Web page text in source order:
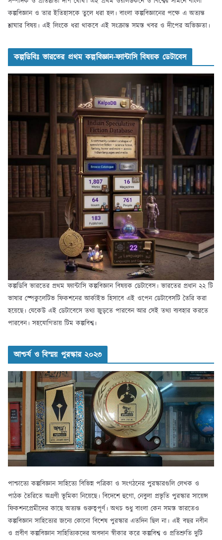
কল্পবিজ্ঞান ও তার ইতিহাসকে তুলে ধরা হল। বাংলা কল্পবিজ্ঞানের পক্ষে এ অত্যন্ত
শ্লাঘার বিষয়। এই লিংকে ধরা থাকবে এই সংক্রান্ত সমস্ত খবর ও দীপের অভিজ্ঞতা।
কল্পডিবিঃ ভারতের প্রথম কল্পবিজ্ঞান-ফ্যান্টাসি বিষয়ক ডেটাবেস
কল্পডিবি ভারতের প্রথম ফ্যান্টাসি কল্পবিজ্ঞান বিষয়ক ডেটাবেস। ভারতের প্রধান ২২ টি
ভাষার স্পেকুলেটিভ ফিকশনের আর্কাইভ হিসাবে এই ওপেন ডেটাবেসটি তৈরি করা
হয়েছে। যেকেউ এই ডেটাবেসে তথ্য জুড়তে পারবেন আর সেই তথ্য ব্যবহার করতে
পারবেন। সহযোগিতায় টিম কল্পবিশ্ব।
আশ্চর্য ও বিস্ময় পুরস্কার ২০২৩
পাশ্চাত্যে কল্পবিজ্ঞান সাহিত্যে বিভিন্ন পত্রিকা ও সংগঠনের পুরস্কারগুলি লেখক ও
পাঠক তৈরিতে অগ্রণী ভূমিকা নিয়েছে। বিদেশে হুগো, নেবুলা প্রভৃতি পুরস্কার সায়েন্স
ফিকশনপ্রেমীদের কাছে অত্যন্ত গুরুত্বপূর্ণ। অথচ শুধু বাংলা কেন সমস্ত ভারতেও
কল্পবিজ্ঞান সাহিত্যের জন্যে কোনো বিশেষ পুরস্কার এতদিন ছিল না। এই বছর নবীন
ও প্রবীণ কল্পবিজ্ঞান সাহিত্যিকদের অবদান স্বীকার করে কল্পবিশ্ব ও প্রতিশ্রুতি দুটি